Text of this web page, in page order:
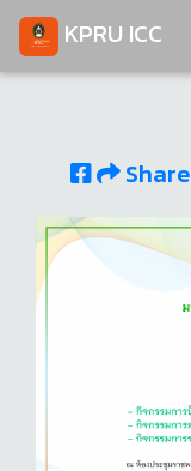
KPRU ICC
Share